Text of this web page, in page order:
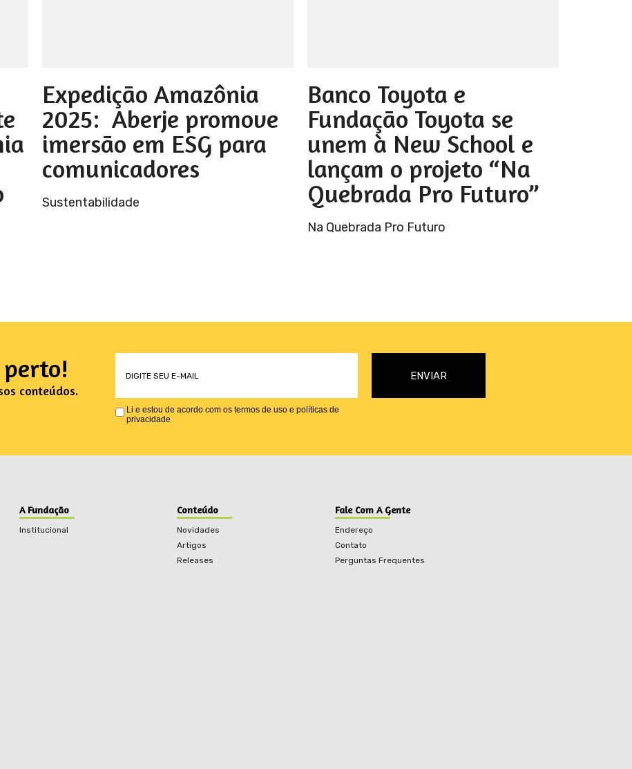
Expedição Amazônia
2025: Aberje promove
imersão em ESG para
comunicadores
Sustentabilidade
Banco Toyota e
Fundação Toyota se
unem à New School e
lançam o projeto “Na
Quebrada Pro Futuro”
Na Quebrada Pro Futuro
conteúdos.
Li e estou de acordo com os termos de uso e políticas de
privacidade
A Fundação
Institucional
Conteúdo
Novidades
Artigos
Releases
Fale Com A Gente
Endereço
Contato
Perguntas Frequentes